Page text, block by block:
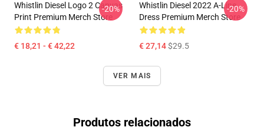
Whistlin Diesel Logo 2 Canvas
Print Premium Merch Store
€ 18,21 - € 42,22
-20%
Whistlin Diesel 2022 A-Line
Dress Premium Merch Store
€ 27,14$29.5
-20%
VER MAIS
Produtos relacionados